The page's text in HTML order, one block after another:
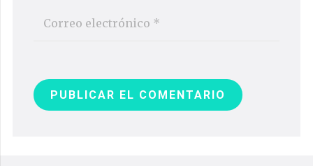
PUBLICAR EL COMENTARIO